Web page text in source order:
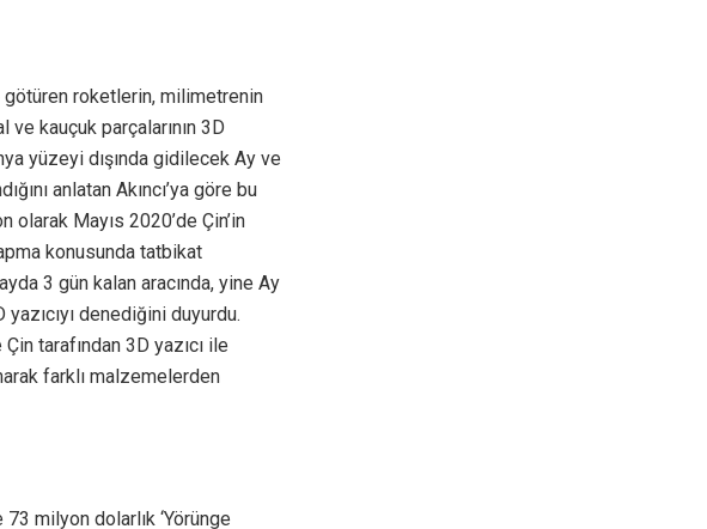
götüren roketlerin, milimetrenin
kauçuk parçalarının 3D
yüzeyi dışında gidilecek Ay ve
anlatan Akıncı’ya göre bu
Mayıs 2020’de Çin’in
konusunda tatbikat
3 gün kalan aracında, yine Ay
denediğini duyurdu.
tarafından 3D yazıcı ile
farklı malzemelerden
73 milyon dolarlık ‘Yörünge